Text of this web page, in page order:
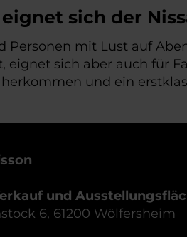
sich der
Personen mit Lust auf
eignet sich aber auch für
und ein
und
6, 61200 Wölfersheim